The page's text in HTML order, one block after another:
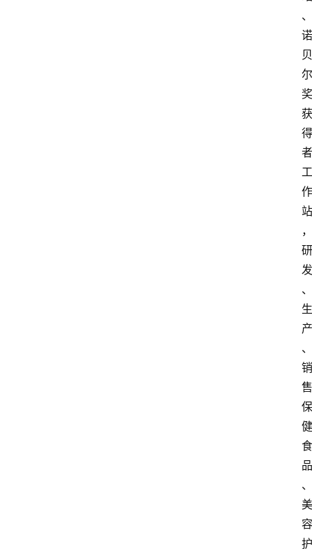
、
诺
贝
尔
奖
获
得
者
工
作
站
，
研
发
、
生
产
、
销
售
保
健
食
品
、
美
容
护